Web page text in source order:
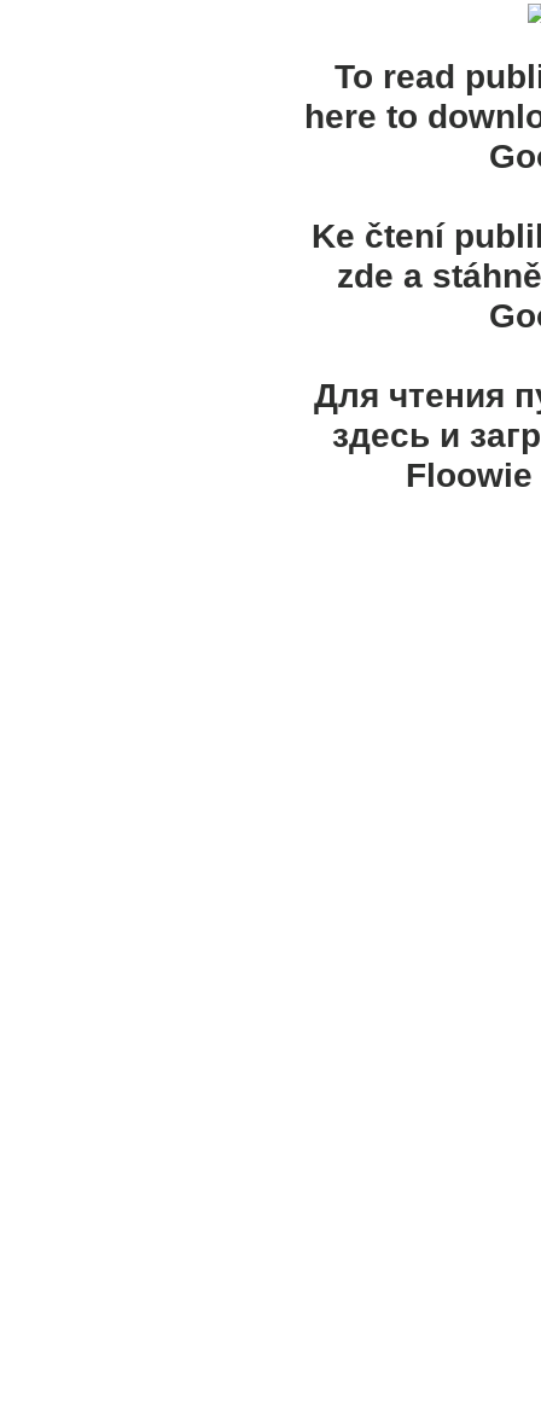
To read
here to
Ke čtení
zde a
Для чтения
здесь и
Floowie